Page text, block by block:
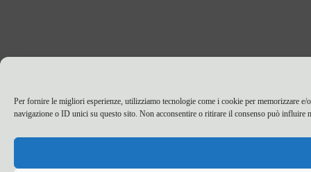
Per fornire le migliori esperienze, utilizziamo tecnologie come i cookie per memorizzare
navigazione o ID unici su questo sito. Non acconsentire o ritirare il consenso può influire